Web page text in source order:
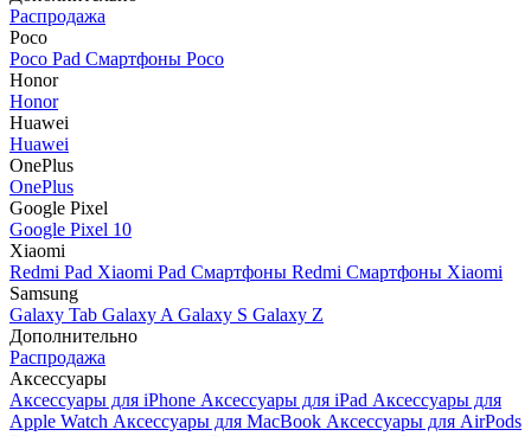
Распродажа
Poco
Poco Pad Смартфоны Poco
Honor
Honor
Huawei
Huawei
OnePlus
OnePlus
Google Pixel
Google Pixel 10
Xiaomi
Redmi Pad Xiaomi Pad Смартфоны Redmi Смартфоны Xiaomi
Samsung
Galaxy Tab Galaxy A Galaxy S Galaxy Z
Дополнительно
Распродажа
Аксессуары
Аксессуары для iPhone Аксессуары для iPad Аксессуары для
Apple Watch Аксессуары для MacBook Аксессуары для AirPods